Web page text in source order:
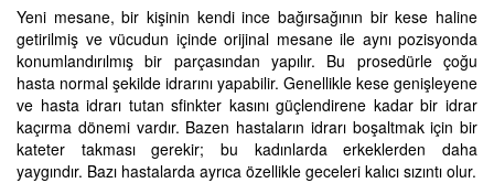
Yeni mesane, bir kişinin kendi ince bağırsağının bir kese haline
getirilmiş ve vücudun içinde orijinal mesane ile aynı pozisyonda
konumlandırılmış bir parçasından yapılır. Bu prosedürle çoğu
hasta normal şekilde idrarını yapabilir. Genellikle kese genişleyene
ve hasta idrarı tutan sfinkter kasını güçlendirene kadar bir idrar
kaçırma dönemi vardır. Bazen hastaların idrarı boşaltmak için bir
kateter takması gerekir; bu kadınlarda erkeklerden daha
yaygındır. Bazı hastalarda ayrıca özellikle geceleri kalıcı sızıntı olur.